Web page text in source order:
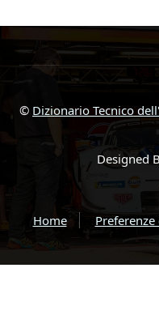
© Dizionario Tecnico
Designed
Home Preferenze